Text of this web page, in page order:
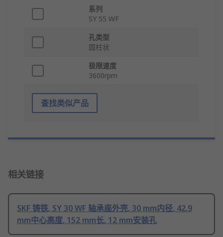
系列
SY 55 WF
孔类型
圆柱状
极限速度
3600rpm
查找类似产品
相关链接
SKF 铸铁, SY 30 WF 轴承座外壳, 30 mm内径, 42.9
mm中心高度, 152 mm长, 12 mm安装孔